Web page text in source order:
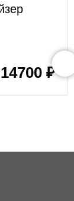
14700 ₽